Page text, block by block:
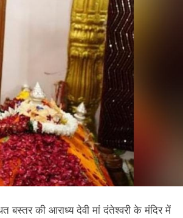
बस्तर की आराध्य देवी मां दंतेश्वरी के मंदिर में